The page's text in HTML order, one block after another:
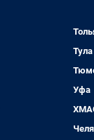
Тула
Уфа